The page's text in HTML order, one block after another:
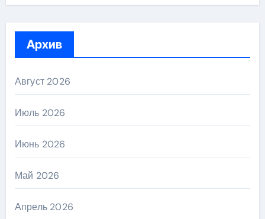
Архив
Август 2026
Июль 2026
Июнь 2026
Май 2026
Апрель 2026